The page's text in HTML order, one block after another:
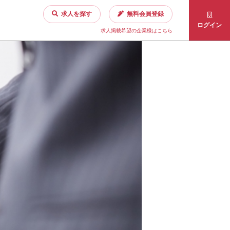
求人を探す 無料会員登録
求人掲載希望の企業様はこちら
ログイン